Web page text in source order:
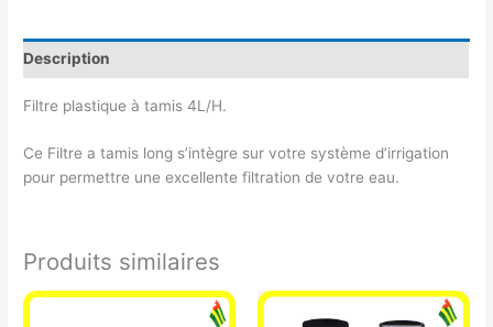
Description
Filtre plastique à tamis 4L/H.
Ce Filtre a tamis long s’intègre sur votre système d’irrigation
pour permettre une excellente filtration de votre eau.
Produits similaires